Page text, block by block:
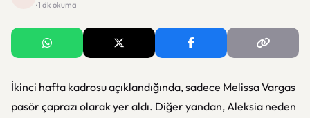
· 1 dk okuma
İkinci hafta kadrosu açıklandığında, sadece Melissa Vargas
pasör çaprazı olarak yer aldı. Diğer yandan, Aleksia neden